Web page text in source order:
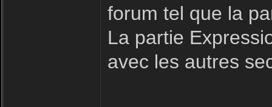
forum tel que la
La partie
avec les autres